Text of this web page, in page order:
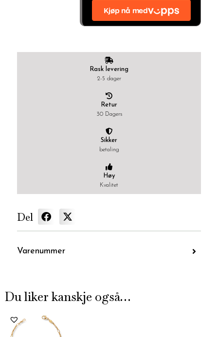
Rask levering
2-5 dager
Retur
30 Dagers
Sikker
betaling
Høy
Kvalitet
Del
Varenummer
Du liker kanskje også…